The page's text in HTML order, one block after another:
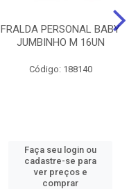
FRALDA PERSONAL BABY
JUMBINHO M 16UN
Código: 188140
Faça seu login ou
cadastre-se para
ver preços e
comprar